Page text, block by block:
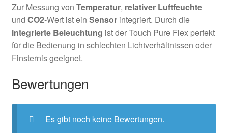
Zur Messung von Temperatur, relativer Luftfeuchte
und CO2-Wert ist ein Sensorintegriert. Durch die
integrierte Beleuchtung ist der Touch Pure Flex perfekt
für die Bedienung in schlechten Lichtverhältnissen oder
Finsternis geeignet.
Bewertungen
Es gibt noch keine Bewertungen.